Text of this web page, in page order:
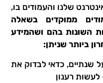
שלנו והעמודים בו,
ממוקדים בשאלה
השונות בהם ושהמידע
ביותר שניתן:
שנתיים, כדאי לבדוק את
רענון